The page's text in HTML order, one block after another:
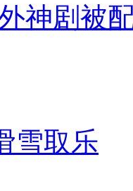
神剧被
雪取乐